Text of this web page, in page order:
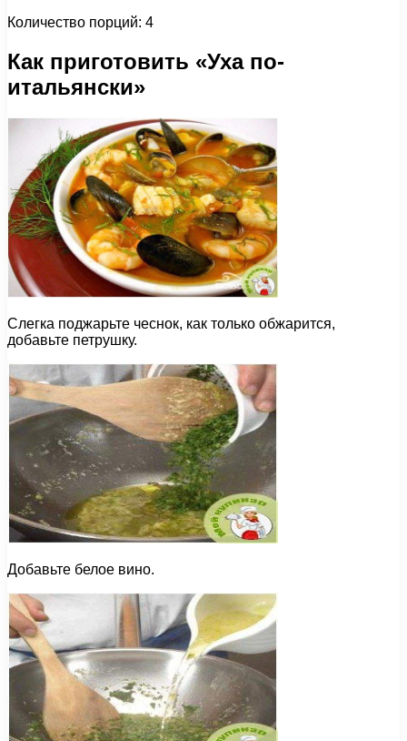
Количество порций: 4
Как приготовить «Уха по-
итальянски»
Слегка поджарьте чеснок, как только обжарится,
добавьте петрушку.
Добавьте белое вино.